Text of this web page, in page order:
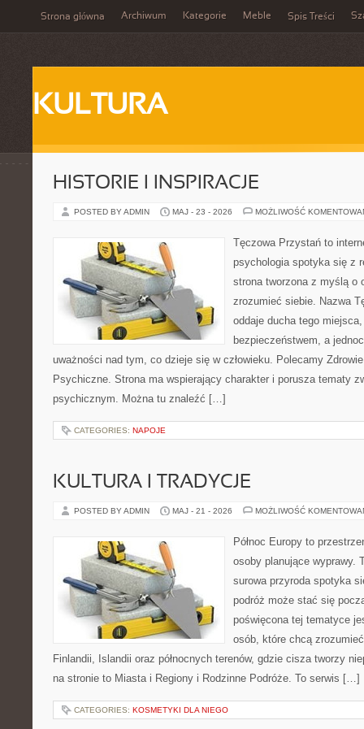
Strona główna Archiwum Kategorie Meble Spis Treści
KULTURA
HISTORIE I INSPIRACJE
POSTED BY ADMIN MAJ - 23 - 2026 MOŻLIWOŚĆ
Tęczowa Przystań to
psychologia spotyka się z
strona tworzona z myślą o
zrozumieć siebie. Nazwa
oddaje ducha tego
bezpieczeństwem, a
uważności nad tym, co dzieje się w człowieku. Polecamy
Psychiczne. Strona ma wspierający charakter i porusza tematy
psychicznym. Można tu znaleźć […]
CATEGORIES: NAPOJE
KULTURA I TRADYCJE
POSTED BY ADMIN MAJ - 21 - 2026 MOŻLIWOŚĆ
Północ Europy to
osoby planujące wyprawy.
surowa przyroda spotyka
podróż może stać się
poświęcona tej tematyce
osób, które chcą
Finlandii, Islandii oraz północnych terenów, gdzie cisza tworzy
na stronie to Miasta i Regiony i Rodzinne Podróże. To serwis […]
CATEGORIES: KOSMETYKI DLA NIEGO